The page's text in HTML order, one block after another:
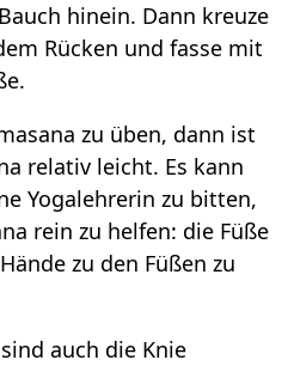
hinein. Dann kreuze
Rücken und fasse mit
zu üben, dann ist
relativ leicht. Es kann
Yogalehrerin zu bitten,
rein zu helfen: die Füße
zu den Füßen zu
auch die Knie